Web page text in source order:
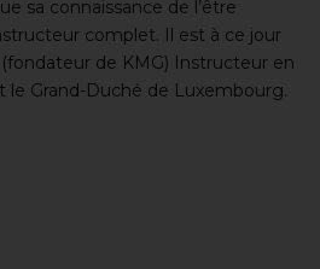
sa connaissance de l’être
complet. Il est à ce jour
de KMG) Instructeur en
le Grand-Duché de Luxembourg.